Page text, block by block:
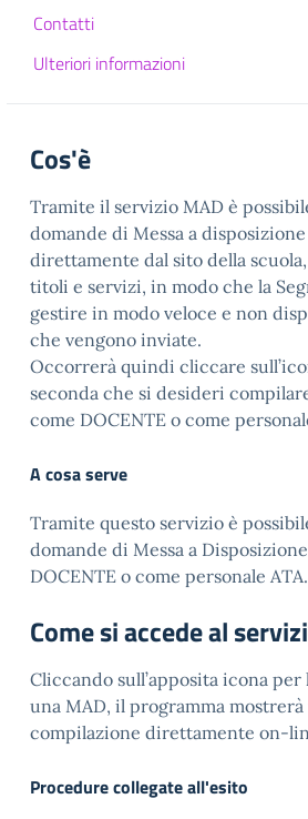
Contatti
Ulteriori informazioni
Cos'è
Tramite il servizio MAD è
domande di Messa a
direttamente dal sito della
titoli e servizi, in modo che la
gestire in modo veloce e non
che vengono inviate.
Occorrerà quindi cliccare
seconda che si desideri
come DOCENTE o come
A cosa serve
Tramite questo servizio è
domande di Messa a
DOCENTE o come personale ATA.
Come si accede al
Cliccando sull’apposita icona
una MAD, il programma
compilazione direttamente on-
Procedure collegate all'esito